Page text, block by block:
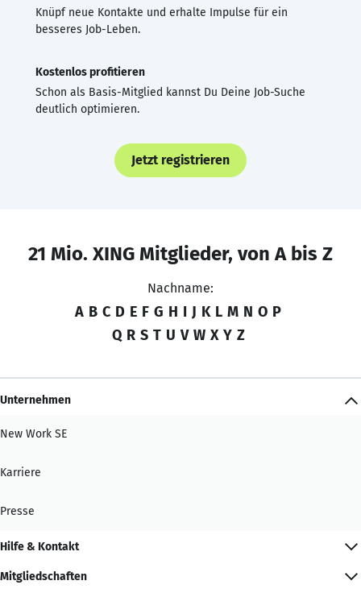
Knüpf neue Kontakte und erhalte Impulse für ein
besseres Job-Leben.
Kostenlos profitieren
Schon als Basis-Mitglied kannst Du Deine Job-Suche
deutlich optimieren.
Jetzt registrieren
21 Mio. XING Mitglieder, von A bis Z
Nachname:
A B C D E F G H I J K L M N O P
Q R S T U V W X Y Z
Unternehmen
New Work SE
Karriere
Presse
Hilfe & Kontakt
Mitgliedschaften